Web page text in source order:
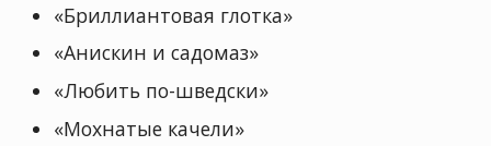
«Бриллиантовая глотка»
«Анискин и садомаз»
«Любить по-шведски»
«Мохнатые качели»